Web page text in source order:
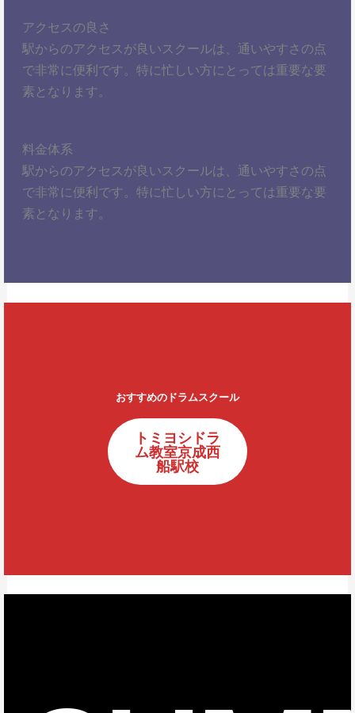
アクセスの良さ
駅からのアクセスが良いスクールは、通いやすさの点
で非常に便利です。特に忙しい方にとっては重要な要
素となります。
料金体系
駅からのアクセスが良いスクールは、通いやすさの点
で非常に便利です。特に忙しい方にとっては重要な要
素となります。
おすすめのドラムスクール
トミヨシドラ
ム教室京成西
船駅校